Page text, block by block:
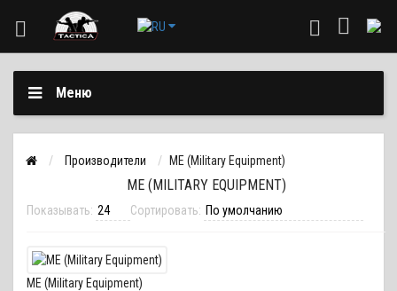
Меню
Производители ME (Military Equipment)
ME (MILITARY EQUIPMENT)
Показывать: Сортировать:
ME (Military Equipment)